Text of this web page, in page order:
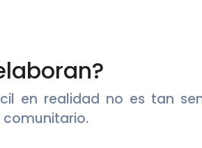
en realidad no es tan